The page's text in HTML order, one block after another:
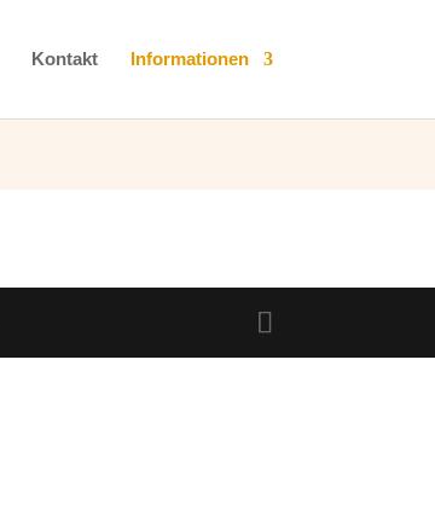
Kontakt Informationen